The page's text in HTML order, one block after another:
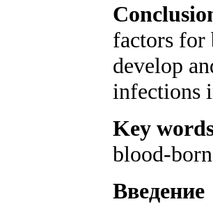
factors for
develop
infections
Key
blood-
Введение